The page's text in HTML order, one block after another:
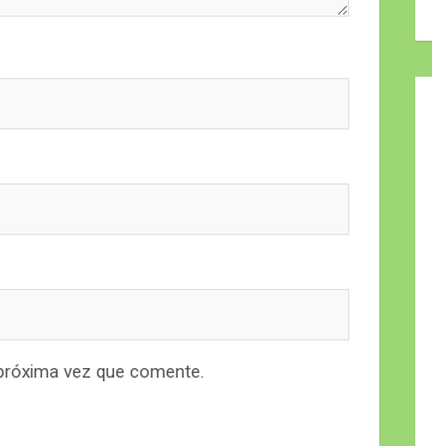
vez que comente.